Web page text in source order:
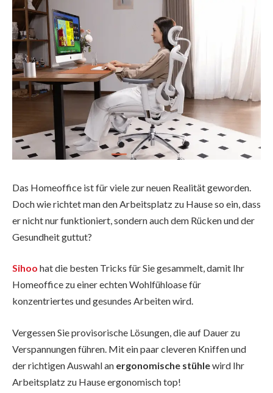
Das Homeoffice ist für viele zur neuen Realität geworden.
Doch wie richtet man den Arbeitsplatz zu Hause so ein, dass
er nicht nur funktioniert, sondern auch dem Rücken und der
Gesundheit guttut?
Sihoo hat die besten Tricks für Sie gesammelt, damit Ihr
Homeoffice zu einer echten Wohlfühloase für
konzentriertes und gesundes Arbeiten wird.
Vergessen Sie provisorische Lösungen, die auf Dauer zu
Verspannungen führen. Mit ein paar cleveren Kniffen und
der richtigen Auswahl an ergonomische stühlewird Ihr
Arbeitsplatz zu Hause ergonomisch top!